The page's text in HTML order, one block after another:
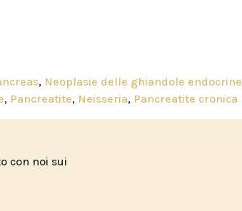
, Neoplasie delle ghiandole endocrine
, Pancreatite, Neisseria, Pancreatite cronica
con noi sui